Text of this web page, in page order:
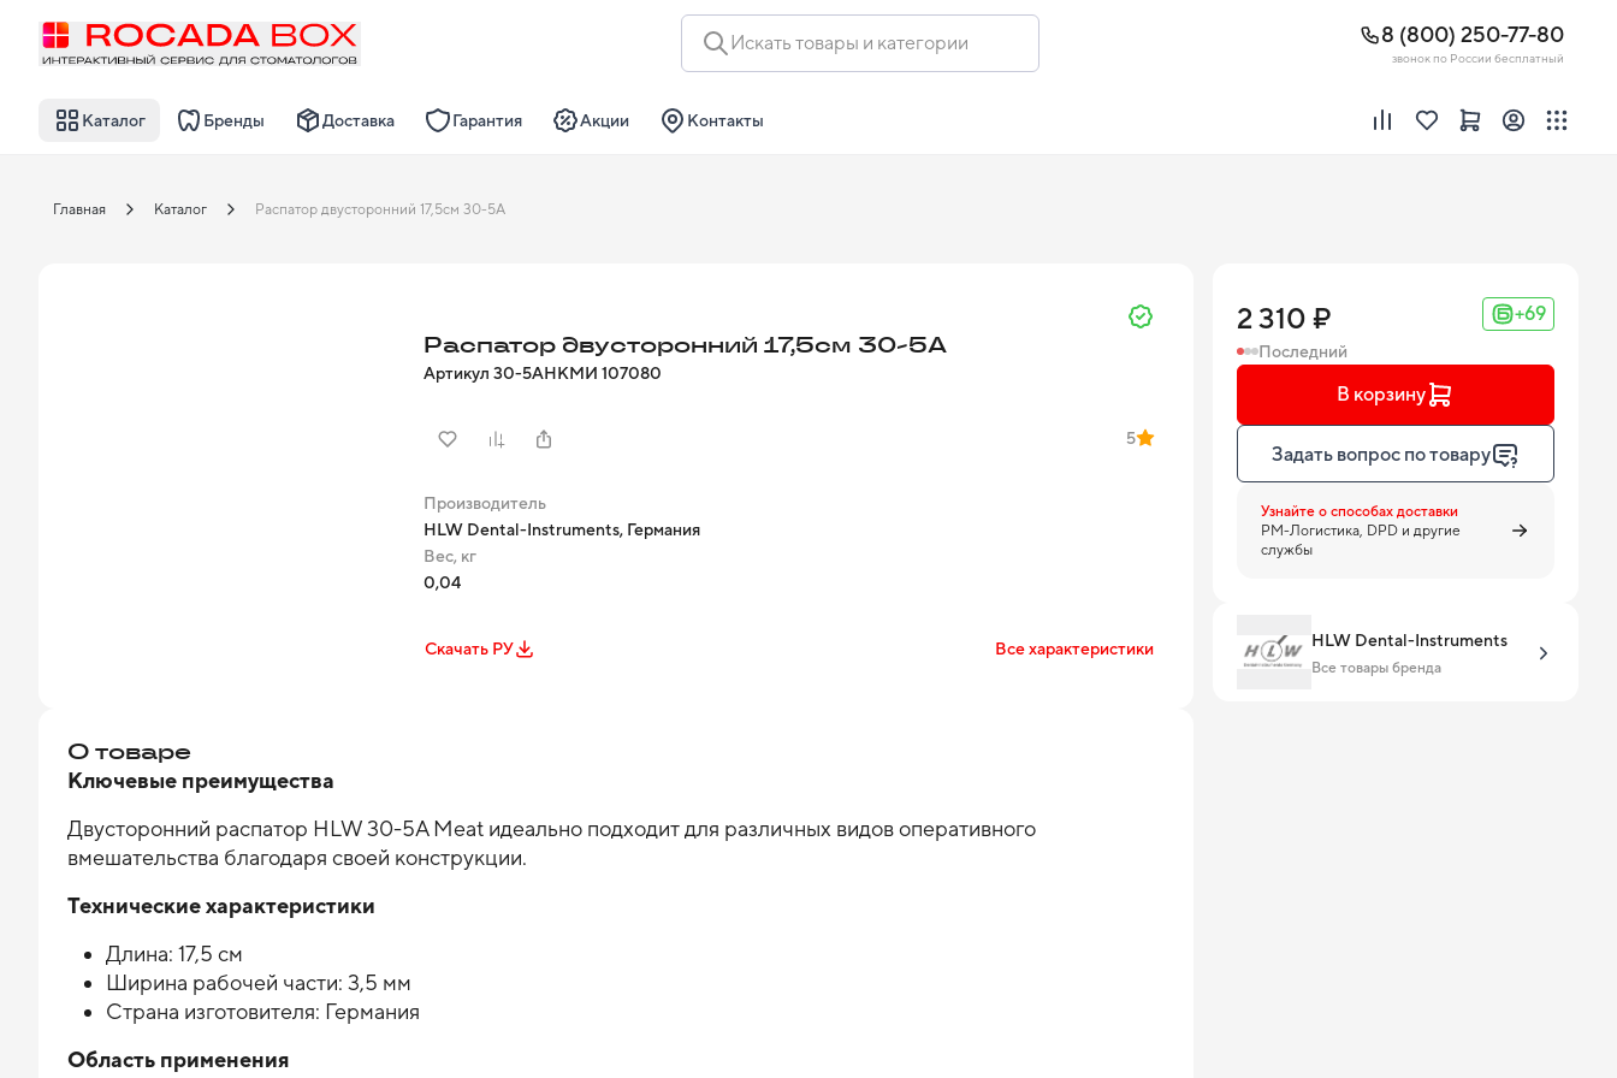
Искать товары и категории 8 (800) 250-77-80
звонок по России бесплатный
Каталог Бренды Доставка Гарантия Акции Контакты
Главная Каталог Распатор двусторонний 17,5см 30-5А
Распатор двусторонний 17,5см 30-5А
Артикул 30-5АНКМИ 107080
5
Производитель
HLW Dental-Instruments, Германия
Вес, кг
0,04
Скачать РУ Все характеристики
О товаре
Ключевые преимущества
Двусторонний распатор HLW 30-5A Meat идеально подходит для различных видов оперативного
вмешательства благодаря своей конструкции.
Технические характеристики
Длина: 17,5 см
Ширина рабочей части: 3,5 мм
Страна изготовителя: Германия
Область применения
2 310 ₽ +69
Последний
В корзину
Задать вопрос по товару
Узнайте о способах доставки
PM-Логистика, DPD и другие
службы
HLW Dental-Instruments
Все товары бренда